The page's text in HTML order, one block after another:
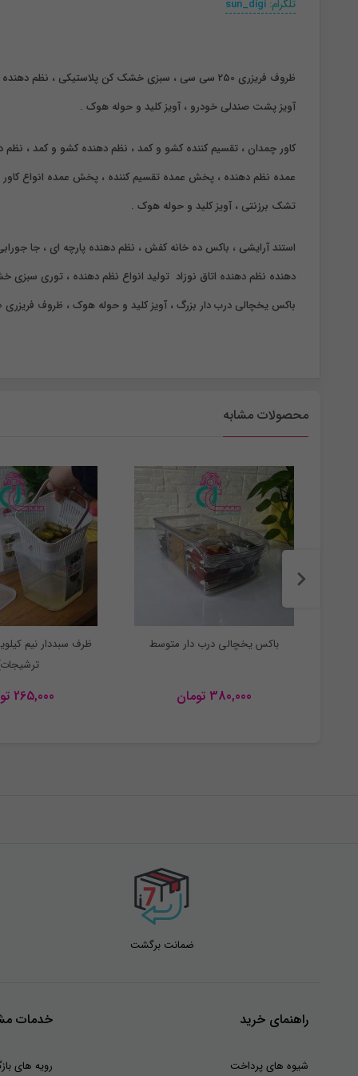
تلگرام:
ظروف فریزری 250 سی سی ، سبزی خشک کن پلاستیکی ،
نظم
آویز پشت صندلی خودرو ، آویز کلید و حوله هوک .
کاور چمدان ، تقسیم کننده کشو و کمد ، نظم دهنده کشو و کمد ، نظم
تشک برزنتی ، آویز کلید و حوله هوک .
استند آرایشی ، باکس ده خانه کفش ، نظم دهنده پارچه ای ، جا
دهنده نظم دهنده اتاق نوزاد تولید انواع نظم دهنده ، توری
باکس یخچالی درب دار بزرگ ، آویز کلید و حوله هوک ، ظروف فریزری 250 سی سی، کاور روتختی ، نظم دهنده شلوار جین، جاتخم مرغی 15خانه.
محصولات مشابه
ظرف سبددار نیم
265,000
باکس یخچالی درب دار متوسط
380,000 تومان
ضمانت برگشت
راهنمای خرید
شیوه های پرداخت
خدمات
رویه های